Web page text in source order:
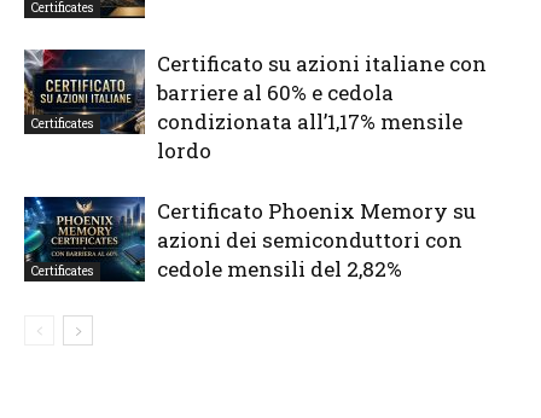
Certificates
Certificates
Certificato su azioni italiane con
barriere al 60% e cedola
condizionata all’1,17% mensile
lordo
Certificates
Certificato Phoenix Memory su
azioni dei semiconduttori con
cedole mensili del 2,82%